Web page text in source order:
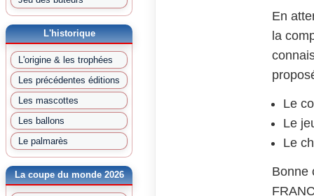
L'historique
L'origine & les trophées
Les précédentes éditions
Les mascottes
Les ballons
Le palmarès
La coupe du monde 2026
En
la
Le
Le
Le
Bonne